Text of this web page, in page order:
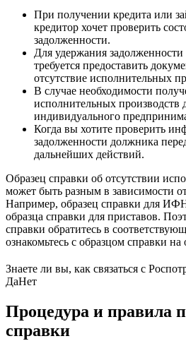
При получении кредита или
кредитор хочет проверить
задолженности.
Для удержания
требуется предоставить
отсутствие исполнительных
В случае необходимости
исполнительных производств
индивидуального
Когда вы хотите проверить
задолженности должника
дальнейших действий.
Образец справки об отсутствии
может быть разным в зависимости
Например, образец справки для
образца справки для приставов.
справки обратитесь в
ознакомьтесь с образцом справки
Знаете ли вы, как связаться с
ДаНет
Процедура и правила
справки